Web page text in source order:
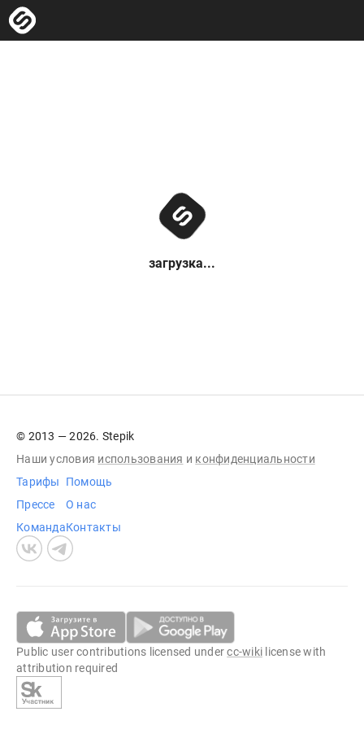
загрузка...
© 2013 — 2026. Stepik
Наши условия использования и конфиденциальности
Тарифы
Прессе
Команда
Помощь
О нас
Контакты
Public user contributions licensed undercc-wiki license with
attribution required